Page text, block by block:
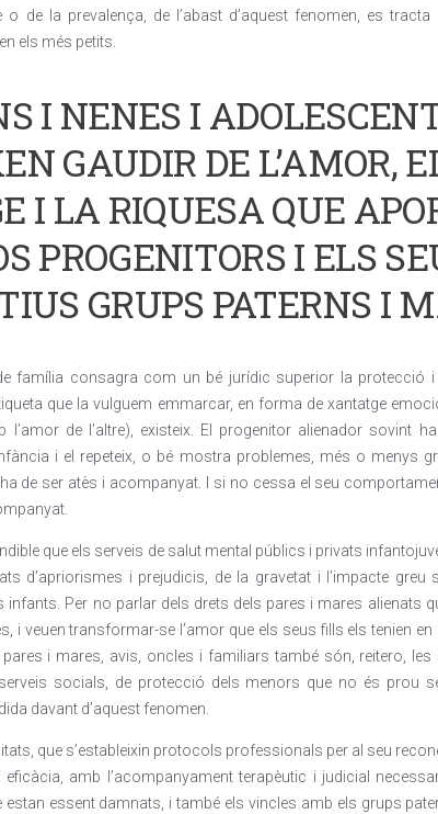
de la prevalença, de l’abast d’aquest fenomen, es
els més petits.
I NENES I
GAUDIR DE L’AMOR,
I LA RIQUESA QUE
PROGENITORS I ELS
GRUPS PATERNS I
família consagra com un bé jurídic superior la protecció i
que la vulguem emmarcar, en forma de xantatge
l’amor de l’altre), existeix. El progenitor alienador sovint
i el repeteix, o bé mostra problemes, més o menys
de ser atès i acompanyat. I si no cessa el seu
que els serveis de salut mental públics i privats
d’apriorismes i prejudicis, de la gravetat i l’impacte
infants. Per no parlar dels drets dels pares i mares alienats
i veuen transformar-se l’amor que els seus fills els tenien en
i mares, avis, oncles i familiars també són, reitero, les
socials, de protecció dels menors que no és prou
davant d’aquest fenomen.
que s’estableixin protocols professionals per al seu
amb l’acompanyament terapèutic i judicial
essent damnats, i també els vincles amb els grups